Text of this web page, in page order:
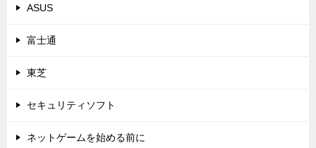
ASUS
富士通
東芝
セキュリティソフト
ネットゲームを始める前に